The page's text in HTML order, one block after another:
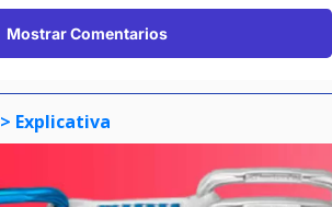
Mostrar Comentarios
> Explicativa